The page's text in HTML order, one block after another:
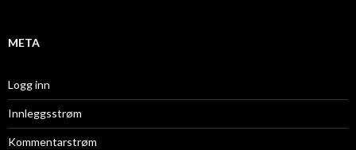
META
Logg inn
Innleggsstrøm
Kommentarstrøm